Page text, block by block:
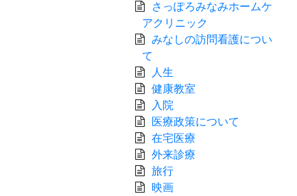
さっぽろみなみホームケ
アクリニック
みなしの訪問看護につい
て
人生
健康教室
入院
医療政策について
在宅医療
外来診療
旅行
映画